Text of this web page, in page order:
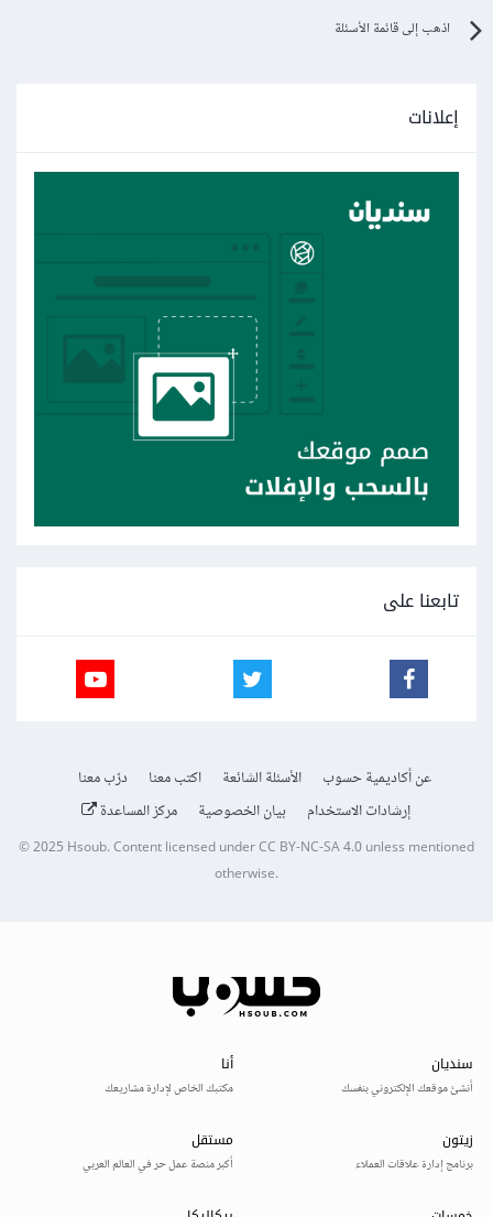
اذهب إلى قائمة الأسئلة
إعلانات
تابعنا على
عن أكاديمية حسوب الأسئلة الشائعة اكتب معنا
درّب معنا
إرشادات الاستخدام
بيان الخصوصية مركز المساعدة
© 2025Hsoub.Content licensed underCC BY-NC-SA 4.0unless mentioned
otherwise.